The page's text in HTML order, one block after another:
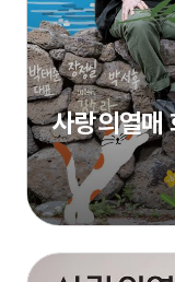
사랑의열